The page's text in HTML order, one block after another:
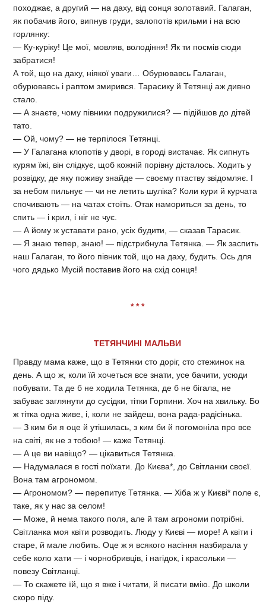
походжає, а другий — на даху, від сонця золотавий. Галаган,
як побачив його, випнув груди, залопотів крильми і на всю
горлянку:
— Ку-куріку! Це мої, мовляв, володіння! Як ти посмів сюди
забратися!
А той, що на даху, ніякої уваги… Обурювавсь Галаган,
обурювавсь і раптом змирився. Тарасику й Тетянці аж дивно
стало.
— А знаєте, чому півники подружилися? — підійшов до дітей
тато.
— Ой, чому? — не терпілося Тетянці.
— У Галагана клопотів у дворі, в городі вистачає. Як сипнуть
курям їжі, він слідкує, щоб кожній порівну дісталось. Ходить у
розвідку, де яку поживу знайде — своєму птаству звідомляє. І
за небом пильнує — чи не летить шуліка? Коли кури й курчата
спочивають — на чатах стоїть. Отак намориться за день, то
спить — і крил, і ніг не чує.
— А йому ж уставати рано, усіх будити, — сказав Тарасик.
— Я знаю тепер, знаю! — підстрибнула Тетянка. — Як заспить
наш Галаган, то його півник той, що на даху, будить. Ось для
чого дядько Мусій поставив його на схід сонця!
* * *
ТЕТЯНЧИНІ МАЛЬВИ
Правду мама каже, що в Тетянки сто доріг, сто стежинок на
день. А що ж, коли їй хочеться все знати, усе бачити, усюди
побувати. Та де б не ходила Тетянка, де б не бігала, не
забуває заглянути до сусідки, тітки Горпини. Хоч на хвильку. Бо
ж тітка одна живе, і, коли не зайдеш, вона рада-радісінька.
— З ким би я оце й утішилась, з ким би й погомоніла про все
на світі, як не з тобою! — каже Тетянці.
— А це ви навіщо? — цікавиться Тетянка.
— Надумалася в гості поїхати. До Києва*, до Світланки своєї.
Вона там агрономом.
— Агрономом? — перепитує Тетянка. — Хіба ж у Києві* поле є,
таке, як у нас за селом!
— Може, й нема такого поля, але й там агрономи потрібні.
Світланка моя квіти розводить. Люду у Києві — море! А квіти і
старе, й мале любить. Оце ж я всякого насіння назбирала у
себе коло хати — і чорнобривців, і нагідок, і красольки —
повезу Світланці.
— То скажете їй, що я вже і читати, й писати вмію. До школи
скоро піду.